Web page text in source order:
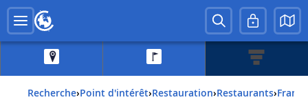
Recherche› Point d'intérêt› Restauration› Restaurants› france